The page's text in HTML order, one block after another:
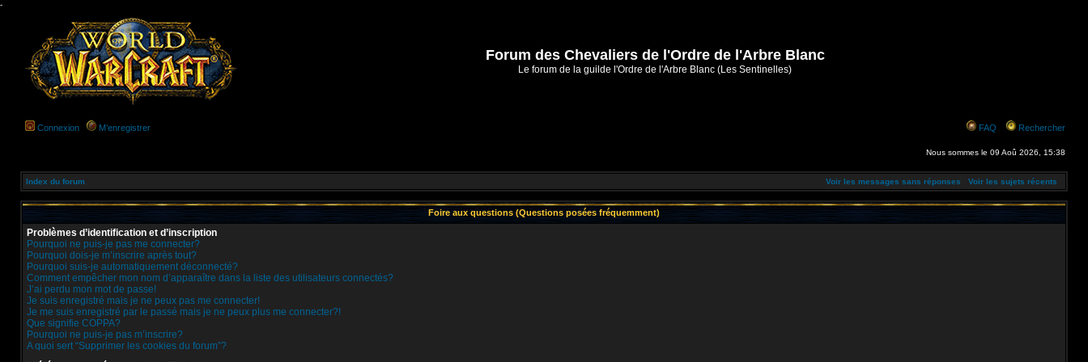
-
Forum des Chevaliers de l'Ordre de l'Arbre Blanc
Le forum de la guilde l'Ordre de l'Arbre Blanc (Les Sentinelles)
Connexion M’enregistrer FAQ Rechercher
Nous sommes le 09 Aoû 2026, 15:38
Index du forum Voir les messages sans réponses Voir les sujets récents
Foire aux questions (Questions posées fréquemment)
Problèmes d’identification et d’inscription
Pourquoi ne puis-je pas me connecter?
Pourquoi dois-je m’inscrire après tout?
Pourquoi suis-je automatiquement déconnecté?
Comment empêcher mon nom d’apparaître dans la liste des utilisateurs connectés?
J’ai perdu mon mot de passe!
Je suis enregistré mais je ne peux pas me connecter!
Je me suis enregistré par le passé mais je ne peux plus me connecter?!
Que signifie COPPA?
Pourquoi ne puis-je pas m’inscrire?
A quoi sert “Supprimer les cookies du forum”?